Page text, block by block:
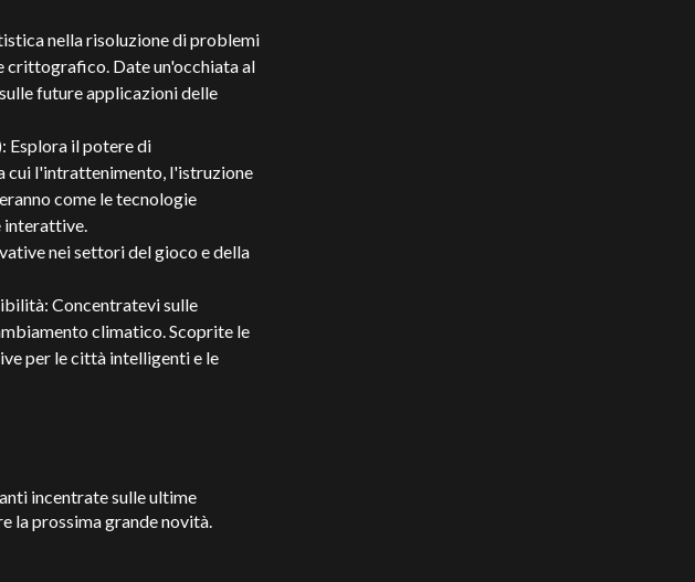
nella risoluzione di problemi
crittografico. Date un'occhiata al
future applicazioni delle
Esplora il potere di
cui l'intrattenimento, l'istruzione
come le tecnologie
interattive.
nei settori del gioco e della
Concentratevi sulle
climatico. Scoprite le
per le città intelligenti e le
incentrate sulle ultime
la prossima grande novità.